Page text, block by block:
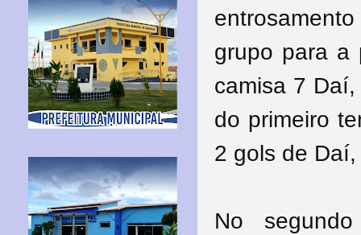
grupo para a
camisa 7
do primeiro
2 gols de
No